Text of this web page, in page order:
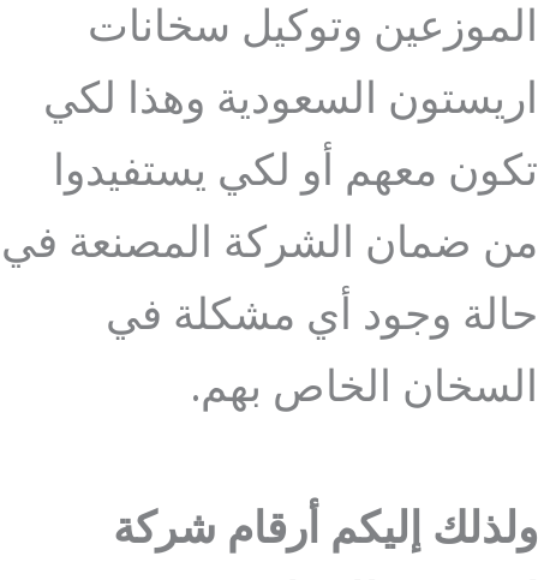
الموزعين وتوكيل سخانات
اريستون السعودية وهذا لكي
تكون معهم أو لكي يستفيدوا
من ضمان الشركة المصنعة في
حالة وجود أي مشكلة في
السخان الخاص بهم.
ولذلك إليكم أرقام شركة